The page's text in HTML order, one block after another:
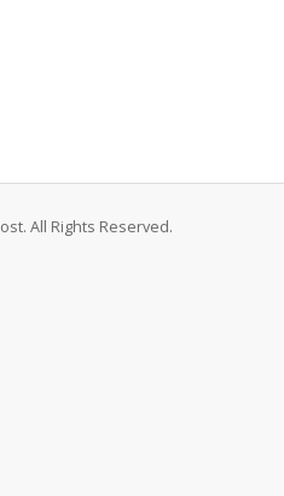
All Rights Reserved.